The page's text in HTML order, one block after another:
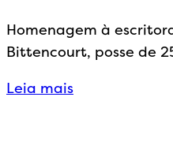
Homenagem à
Bittencourt, posse de
Leia mais